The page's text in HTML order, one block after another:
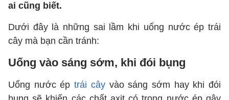
ai cũng biết.
Dưới đây là những sai lầm khi uống nước ép trái
cây mà bạn cần tránh:
Uống vào sáng sớm, khi đói bụng
Uống nước éptrái câyvào sáng sớm hay khi đói